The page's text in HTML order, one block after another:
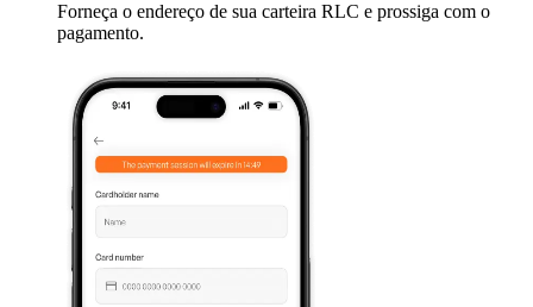
Forneça o endereço de sua carteira RLC e prossiga com o
pagamento.